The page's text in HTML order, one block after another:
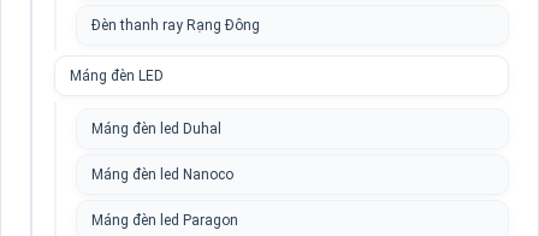
Đèn thanh ray Rạng Đông
Máng đèn LED
Máng đèn led Duhal
Máng đèn led Nanoco
Máng đèn led Paragon